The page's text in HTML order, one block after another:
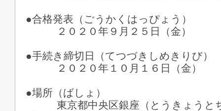
●合格発表（ごうかくはっぴょう）
２０２０年９月２５日（金）
●手続き締切日（てつづきしめきりび）
２０２０年１０月１６日（金）
●場所（ばしょ）
東京都中央区銀座（とうきょうと